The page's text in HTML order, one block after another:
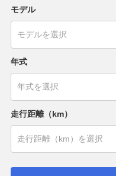
モデル
年式
走行距離（km）